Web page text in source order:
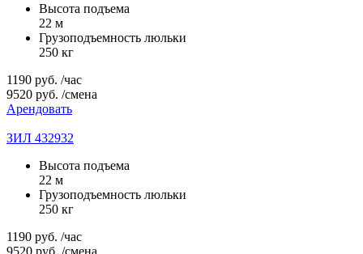
Высота подъема
22 м
Грузоподъемность люльки
250 кг
1190 руб. /час
9520 руб. /смена
Арендовать
ЗИЛ 432932
Высота подъема
22 м
Грузоподъемность люльки
250 кг
1190 руб. /час
9520 руб. /смена